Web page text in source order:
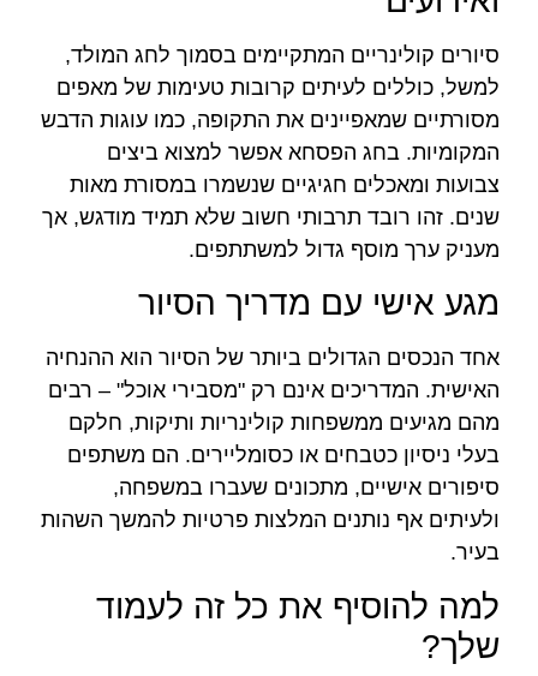
סיורים קולינריים המתקיימים בסמוך לחג המולד,
למשל, כוללים לעיתים קרובות טעימות של מאפים
מסורתיים שמאפיינים את התקופה, כמו עוגות הדבש
המקומיות. בחג הפסחא אפשר למצוא ביצים
צבועות ומאכלים חגיגיים שנשמרו במסורת מאות
שנים. זהו רובד תרבותי חשוב שלא תמיד מודגש, אך
מעניק ערך מוסף גדול למשתתפים.
מגע אישי עם מדריך הסיור
אחד הנכסים הגדולים ביותר של הסיור הוא ההנחיה
האישית. המדריכים אינם רק "מסבירי אוכל" – רבים
מהם מגיעים ממשפחות קולינריות ותיקות, חלקם
בעלי ניסיון כטבחים או כסומליירים. הם משתפים
סיפורים אישיים, מתכונים שעברו במשפחה,
ולעיתים אף נותנים המלצות פרטיות להמשך השהות
בעיר.
למה להוסיף את כל זה לעמוד
שלך?